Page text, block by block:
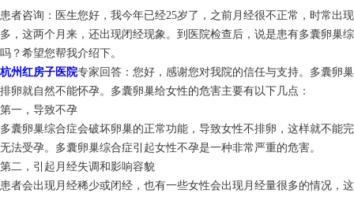
患者咨询：医生您好，我今年已经25岁了，之前月经很不正常，时常出
多，这两个月来，还出现闭经现象。到医院检查后，说是患有多囊卵巢
吗？希望您帮我介绍下。
杭州红房子医院专家回答：您好，感谢您对我院的信任与支持。多囊卵
排卵就自然不能怀孕。多囊卵巢给女性的危害主要有以下几点：
第一，导致不孕
多囊卵巢综合症会破坏卵巢的正常功能，导致女性不排卵，这样就不能
无法受孕。多囊卵巢综合症引起女性不孕是一种非常严重的危害。
第二，引起月经失调和影响容貌
患者会出现月经稀少或闭经，也有一些女性会出现月经量很多的情况，